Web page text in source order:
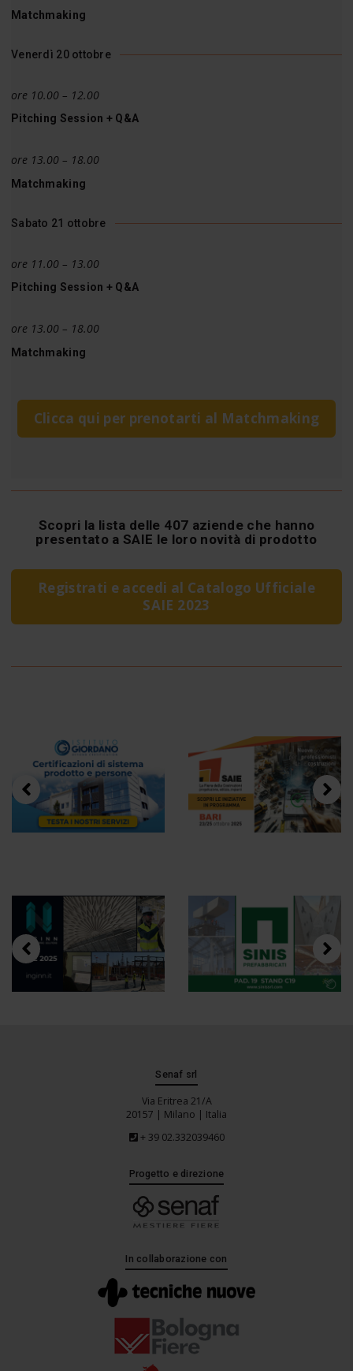
Matchmaking
Venerdì 20 ottobre
ore 10.00 – 12.00
Pitching Session + Q&A
ore 13.00 – 18.00
Matchmaking
Sabato 21 ottobre
ore 11.00 – 13.00
Pitching Session + Q&A
ore 13.00 – 18.00
Matchmaking
Clicca qui per prenotarti al Matchmaking
Scopri la lista delle 407 aziende che hanno
presentato a SAIE le loro novità di prodotto
Registrati e accedi al Catalogo Ufficiale
SAIE 2023
Senaf srl
Via Eritrea 21/A
20157 | Milano | Italia
+ 39 02.332039460
Progetto e direzione
In collaborazione con